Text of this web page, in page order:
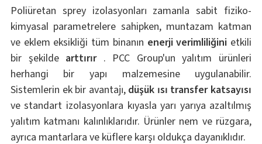
Poliüretan sprey izolasyonları zamanla sabit fiziko-
kimyasal parametrelere sahipken, muntazam katman
ve eklem eksikliği tüm binanın enerji verimliliğini etkili
bir şekilde arttırır. PCC Group'un yalıtım ürünleri
herhangi bir yapı malzemesine uygulanabilir.
Sistemlerin ek bir avantajı, düşük ısı transfer katsayısı
ve standart izolasyonlara kıyasla yarı yarıya azaltılmış
yalıtım katmanı kalınlıklarıdır. Ürünler nem ve rüzgara,
ayrıca mantarlara ve küflere karşı oldukça dayanıklıdır.